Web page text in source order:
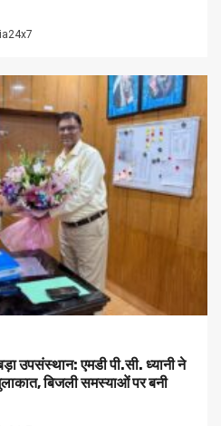
उपसंस्थान: एमडी पी.सी. ध्यानी ने
बिजली समस्याओं पर बनी